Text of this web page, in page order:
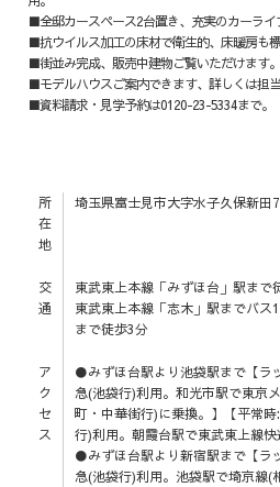
■全邸カースペース2台置き、充実のカーライ
■抗ウイルス加工の床材で衛生的、床暖房も標
■街並み完成、販売中建物ご覧いただけます。
■モデルハウスご案内できます、詳しくは担当
■資料請求・見学予約は0120-23-5334まで。
所
在
地
埼玉県富士見市大字水子久保新田
交
通
東武東上本線「みずほ台」駅まで
東武東上本線「志木」駅までバス
まで徒歩3分
ア
ク
セ
ス
●みずほ台駅より池袋駅まで【
急(池袋行)利用。和光市駅で東京
町・中華街行)に乗換。】【平常
行)利用。朝霞台駅で東武東上線快
●みずほ台駅より新宿駅まで【
急(池袋行)利用。池袋駅で埼京線(